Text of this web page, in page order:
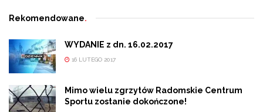
Rekomendowane.
WYDANIE z dn. 16.02.2017
16 LUTEGO 2017
Mimo wielu zgrzytów Radomskie Centrum
Sportu zostanie dokończone!